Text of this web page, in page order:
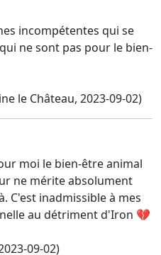
incompétentes qui se
ne sont pas pour le bien-
le Château, 2023-09-02)
moi le bien-être animal
ne mérite absolument
C'est inadmissible à mes
au détriment d'Iron 💔
09-02)